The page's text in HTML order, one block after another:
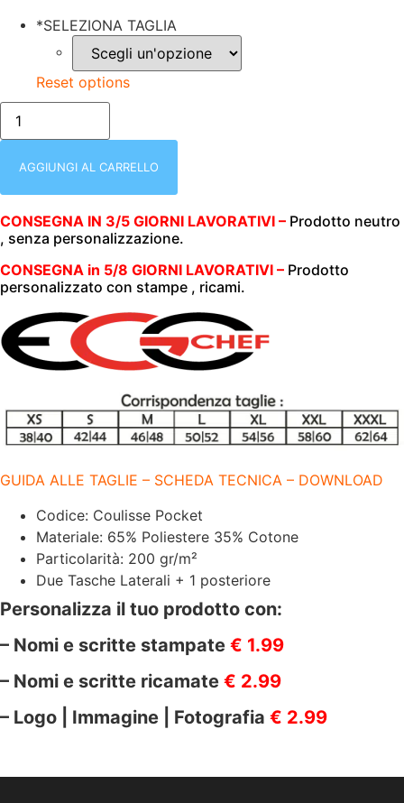
*SELEZIONA TAGLIA
Reset options
PANTALONE
CON
ELASTICO
CORDINO
UNISEX
|
COULISSE
POCKET
|
KELLY
GREEN
CHIUSURA
ELASTICO
E
CORDINO
TASCHE
200
EGOCHEF
TAGLIE
XL-
XXL-
3XL
AGGIUNGI AL CARRELLO
CONSEGNA IN 3/5 GIORNI LAVORATIVI – Prodotto neutro
, senza personalizzazione.
CONSEGNA in 5/8 GIORNI LAVORATIVI – Prodotto
personalizzato con stampe , ricami.
GUIDA ALLE TAGLIE – SCHEDA TECNICA – DOWNLOAD
Codice: Coulisse Pocket
Materiale: 65% Poliestere 35% Cotone
Particolarità: 200 gr/m²
Due Tasche Laterali + 1 posteriore
Personalizza il tuo prodotto con:
– Nomi e scritte stampate € 1.99
– Nomi e scritte ricamate € 2.99
– Logo | Immagine | Fotografia € 2.99